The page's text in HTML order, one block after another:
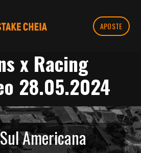
APOSTE
x Racing
28.05.2024
Americana